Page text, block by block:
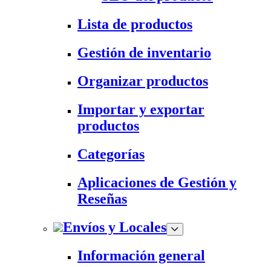
Lista de productos
Gestión de inventario
Organizar productos
Importar y exportar
productos
Categorías
Aplicaciones de Gestión y
Reseñas
Envíos y Locales
Información general